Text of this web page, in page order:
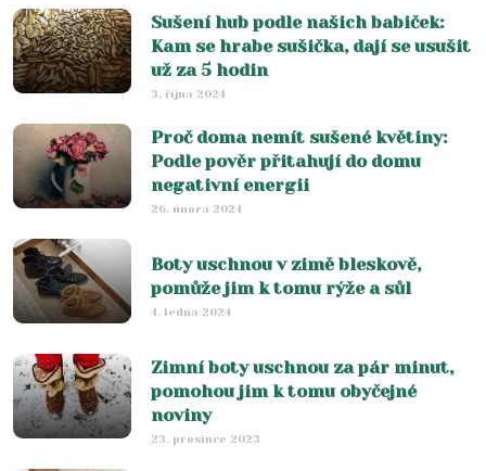
Sušení hub podle našich babiček:
Kam se hrabe sušička, dají se usušit
už za 5 hodin
3. října 2024
Proč doma nemít sušené květiny:
Podle pověr přitahují do domu
negativní energii
26. února 2024
Boty uschnou v zimě bleskově,
pomůže jim k tomu rýže a sůl
4. ledna 2024
Zimní boty uschnou za pár minut,
pomohou jim k tomu obyčejné
noviny
23. prosince 2023